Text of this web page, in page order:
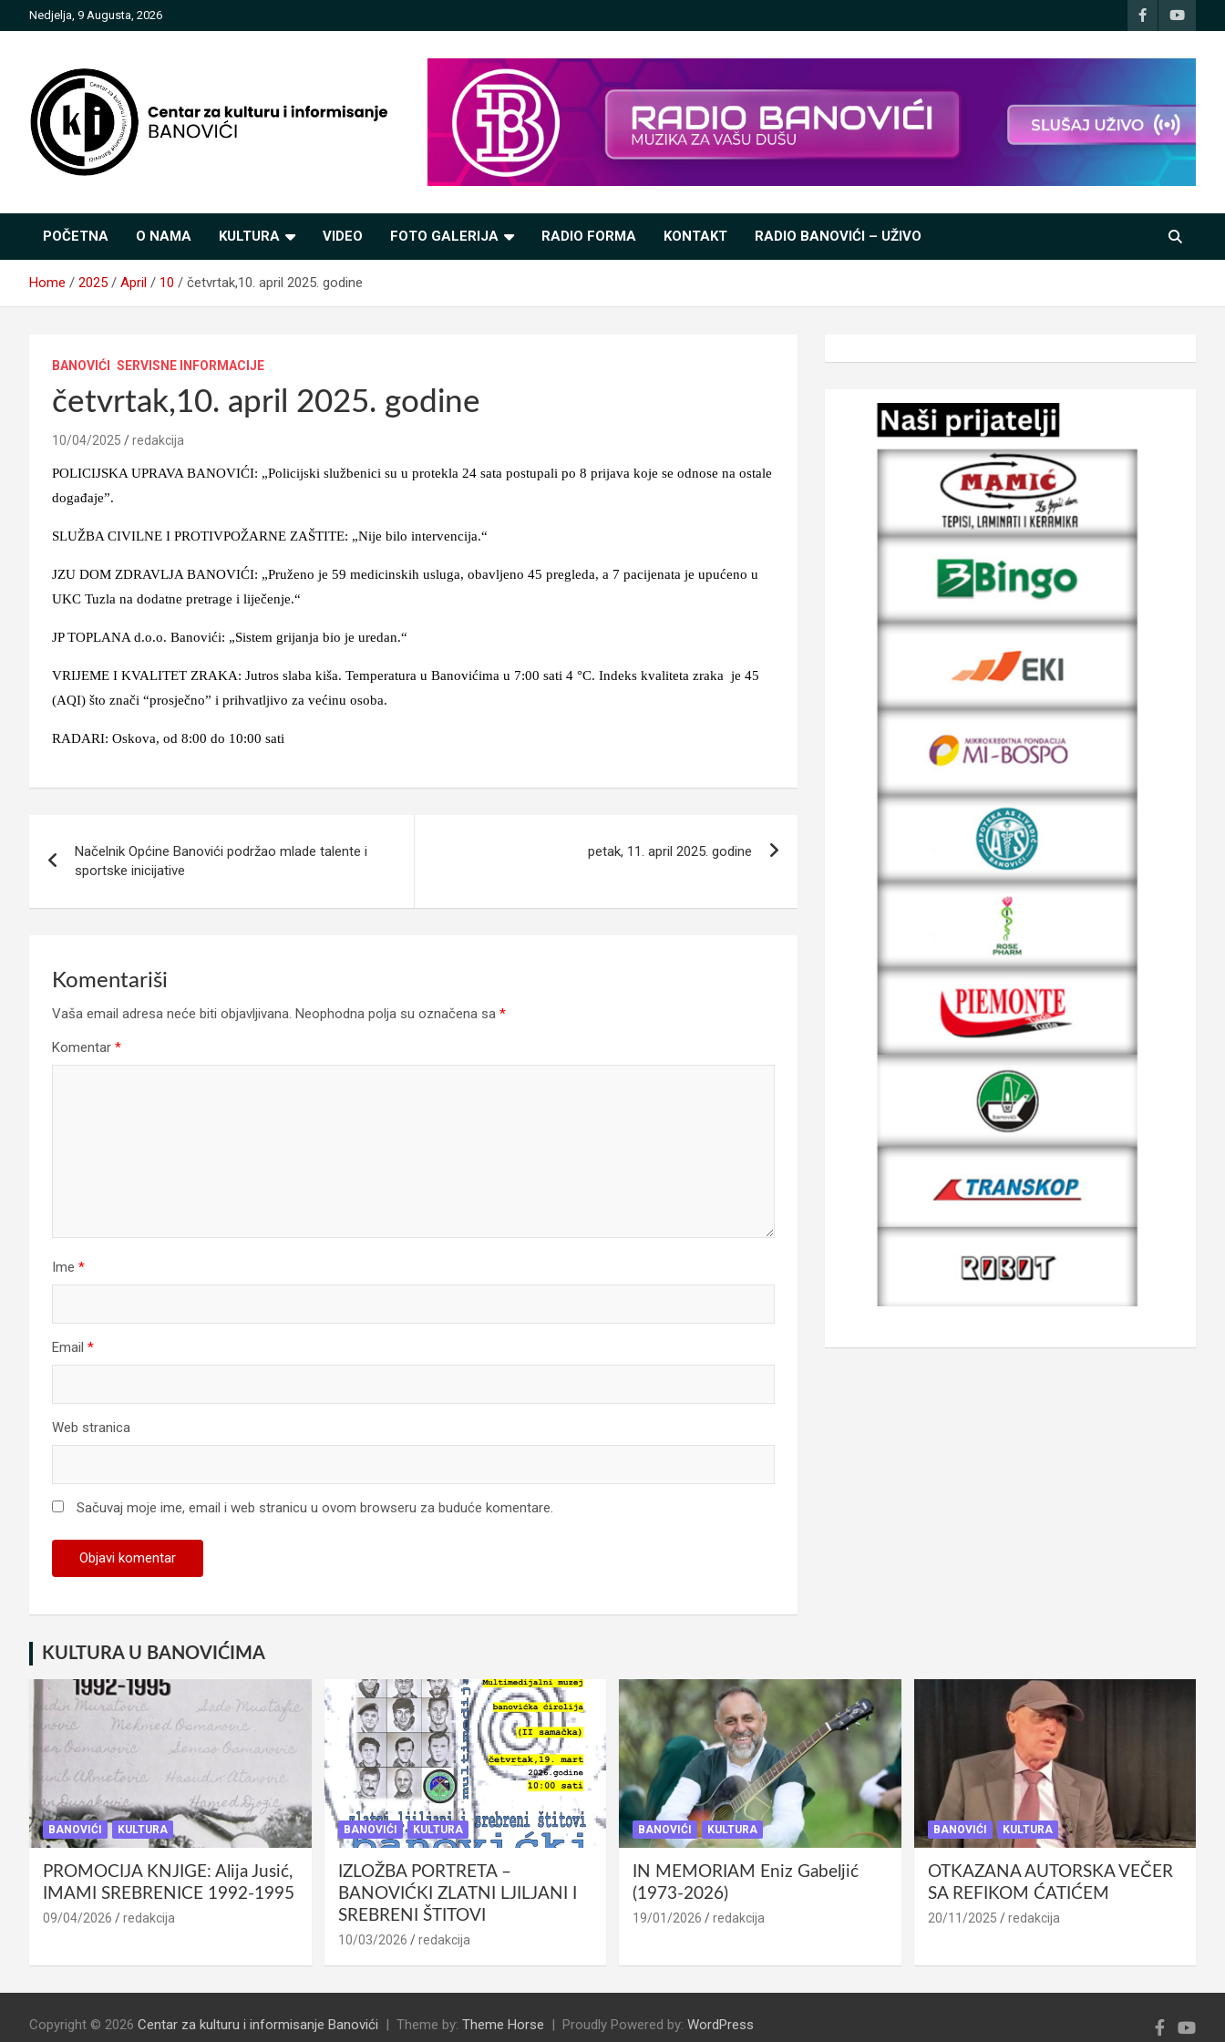
to
Nedjelja, 9 Augusta, 2026
informisanje Banovići
POČETNA O NAMA KULTURA VIDEO FOTO GALERIJA RADIO FORMA KONTAKT RADIO BANOVIĆI – UŽIVO
Home 2025 April 10 četvrtak,10. april 2025. godine
BANOVIĆI SERVISNE INFORMACIJE
četvrtak,10. april 2025. godine
10/04/2025 redakcija
POLICIJSKA UPRAVA BANOVIĆI: „Policijski službenici su u protekla 24 sata postupali po 8 prijava koje se odnose na ostale
događaje”.
SLUŽBA CIVILNE I PROTIVPOŽARNE ZAŠTITE: „Nije bilo intervencija.“
JZU DOM ZDRAVLJA BANOVIĆI: „Pruženo je 59 medicinskih usluga, obavljeno 45 pregleda, a 7 pacijenata je upućeno u
UKC Tuzla na dodatne pretrage i liječenje.“
JP TOPLANA d.o.o. Banovići: „Sistem grijanja bio je uredan.“
VRIJEME I KVALITET ZRAKA: Jutros slaba kiša. Temperatura u Banovićima u 7:00 sati 4 °C. Indeks kvaliteta zraka je 45
(AQI) što znači “prosječno” i prihvatljivo za većinu osoba.
RADARI: Oskova, od 8:00 do 10:00 sati
članaka
Načelnik Općine Banovići podržao mlade talente i
sportske inicijative
petak, 11. april 2025. godine
Komentariši
Vaša email adresa neće biti objavljivana. Neophodna polja su označena sa *
Komentar *
Ime *
Email *
Web stranica
Sačuvaj moje ime, email i web stranicu u ovom browseru za buduće komentare.
KULTURA U BANOVIĆIMA
BANOVIĆI KULTURA
PROMOCIJA KNJIGE: Alija Jusić,
IMAMI SREBRENICE 1992-1995
09/04/2026 redakcija
BANOVIĆI KULTURA
IZLOŽBA PORTRETA –
BANOVIĆKI ZLATNI LJILJANI I
SREBRENI ŠTITOVI
10/03/2026 redakcija
BANOVIĆI KULTURA
IN MEMORIAM Eniz Gabeljić
(1973-2026)
19/01/2026 redakcija
BANOVIĆI KULTURA
OTKAZANA AUTORSKA VEČER
SA REFIKOM ĆATIĆEM
20/11/2025 redakcija
Copyright © 2026 Centar za kulturu i informisanje Banovići Theme by: Theme Horse Proudly Powered by: WordPress